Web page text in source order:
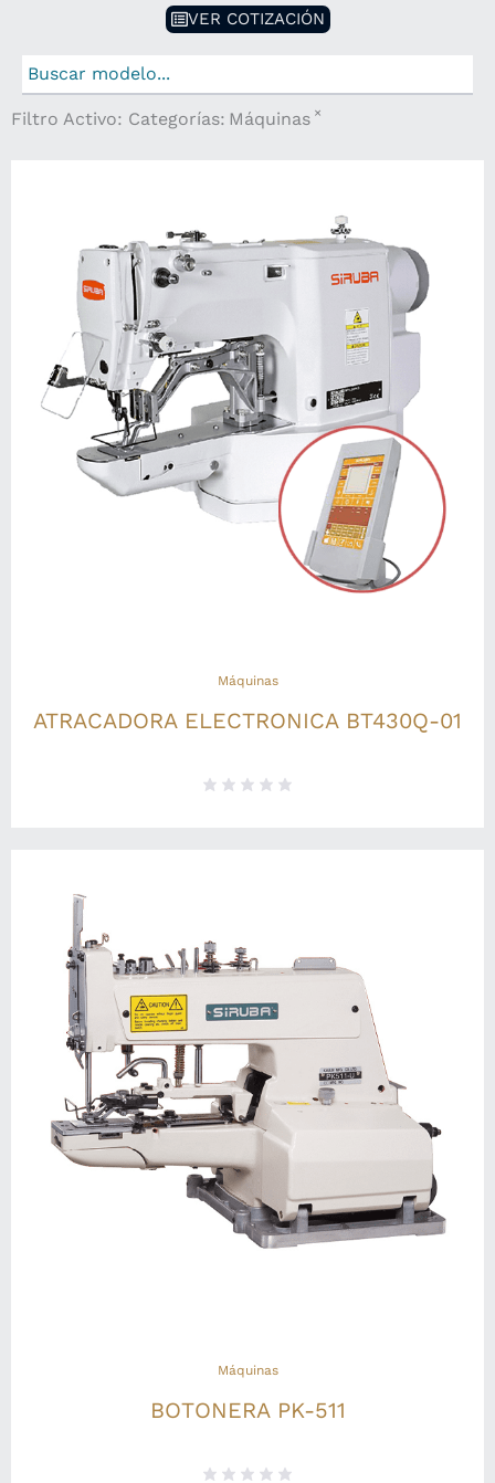
VER COTIZACIÓN
Filtro Activo: Categorías: Máquinas ×
Máquinas
ATRACADORA ELECTRONICA BT430Q-01
Máquinas
BOTONERA PK-511